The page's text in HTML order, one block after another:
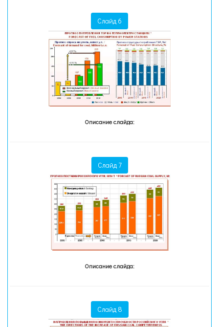
Слайд 6
Описание слайда:
Слайд 7
Описание слайда:
Слайд 8